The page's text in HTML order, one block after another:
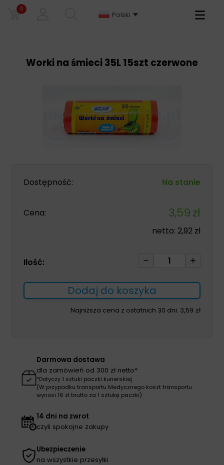
0
Polski
Primary
Worki na śmieci 35L 15szt czerwone
Dostępność: Na stanie
Cena: 3,59zł
netto: 2,92 zł
Ilość:
ilość
na
śmieci
35L
Dodaj do koszyka
Najniższa cena z ostatnich 30 dni: 3,59 zł
Darmowa dostawa
dla zamówień od 300 zł netto*
*Dotyczy 1 sztuki paczki kurierskiej
(W przypadku transportu Medycznego koszt transportu
wynosi 16 zł brutto za 1 sztukę paczki)
14 dni na zwrot
czyli spokojne zakupy
Ubezpieczenie
na wszystkie przesyłki